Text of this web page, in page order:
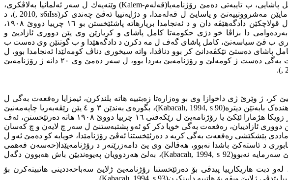
ب تایبەتی دەمێ رۆژنامه‌یا(قەلەمKalem-) وێنه‌یه‌ك ل سەر ئەلمانیا بەلاڤکری،
مەشرووتییەتێ و یاسایێ ل قەلەمدا، و دژایەتییا ئەڤێ چەندی کر(Iss
ı
, 2010, s6)، د
هەردوو توهمەتاندا چ توهمەتێن بهێز نەبوون بۆ گرتنا رەفعەت بەگی د هەردوو بادەکێن دادگەهێدا ئەوی بەرسڤا خو ل قولاچکێن دادگەهێڤە دان و د ئەنجامدا بریارهاتە پاشئێخستن بو ١٦ چرییا دووێ ١٩٠٨،
دا بزاڤا خو دژی حکومەتا کامل پاشای و کریارێن وی یێن دووری ئازادیێ و
ب ڤێ سیاسەتێ، کامل پاشای گەف ل مە دکرن د دادگەهێدا و ب گوتنێن وی دەست ب
دەستێ تێکڤەدانێ کر بوو دناڤدا، واتە سیخوری دناڤ کومەلێدا ئەنجامدا بوو، ل
کانوونا دووێ ١٩٠٩ حکومەتێ بسەر کومەلێدا گرت و ئەندامێن ئەڤێ کومەلێ گرتن، بەلی بەری ئەڤی دەمی رەفعەت بەگی دەست ژ کومەلێ و رۆژنامه‌یێ بەردا بوو، ل سەر دەمێ وی ٢٠ دانە ژ رۆژنامه‌یێ
,
).
رێڤەبەریا ناڤخو یا چاپەمەنیێ کر، ژ وێرێ ژی داخوازا وی بو وەزارەتا زەبتییە هاتە بلندکرن، ئیمزایا رەفعەت بەگی ل
بابەتێن دیتره‌(
Kabacalı, 1994, s 90
)
، بگورەی بەندێن ٣ و ٤ یێن رێڤەبەریا چاپەمەنیێ
بریار ب کوم ل سەر رازیبوونا داخوازییا وی هاتەکرن، ب رەنگەکێ بلەز رازیبوون ل سەر داخوازییا وی هاتەکرن و هەر زویکا هژمارا ئێکێ یا رۆژنامه‌یێ ل رێکەفتی ١٦ چرییا دووێ ١٩٠٨ هاتە دەرئێخستن، ئەڤ
دووری ئازادییان، رەفعەت بەگی خویا دکر کو ئەو پشتبەستنێ ل سەر چ لایەن و چ کەسان
ماددی پێشکێشی رەفعەت بەگی کریە د دەرئێخستنا ئەڤێ رۆژنامێدا، خویایە کو دەمێ ئەو ل
د ئاستەکێ باشدا نەبوو، هەڤالێ وی یێ دامەزرێنەر د رۆژنامه‌یێدا(حەسەن فەهمی
سەرمایە نەبوو(
Kabacalı, 1994, s 92
)، بەلێ هەردوویان پەیوەندیێن باش هەبوون دگەل
هاریکارییا پیدڤی بۆ دەرئێخستنا رۆژنامه‌یێ ژلایێ سەباحەددینی هاتبیتەکرن بۆ